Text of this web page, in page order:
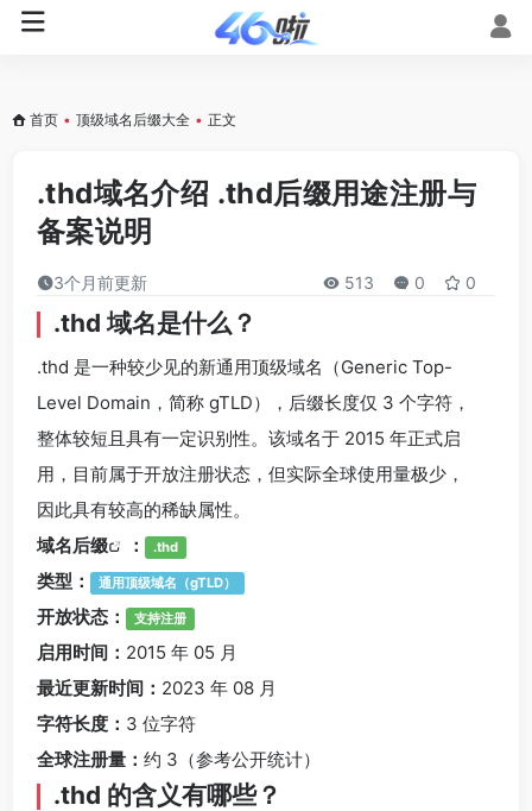
首页 • 顶级域名后缀大全 • 正文
.thd域名介绍 .thd后缀用途注册与
备案说明
3个月前更新 513 0 0
.thd 域名是什么？
.thd 是一种较少见的新通用顶级域名（Generic Top-
Level Domain，简称 gTLD），后缀长度仅 3 个字符，
整体较短且具有一定识别性。该域名于 2015 年正式启
用，目前属于开放注册状态，但实际全球使用量极少，
因此具有较高的稀缺属性。
域名后缀
： .thd
类型： 通用顶级域名（gTLD）
开放状态： 支持注册
启用时间： 2015 年 05 月
最近更新时间： 2023 年 08 月
字符长度： 3 位字符
全球注册量： 约 3（参考公开统计）
.thd 的含义有哪些？